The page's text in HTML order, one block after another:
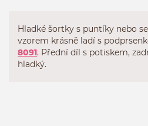
Hladké šortky s puntíky nebo
vzorem krásně ladí s
8091. Přední díl s potiskem,
hladký.